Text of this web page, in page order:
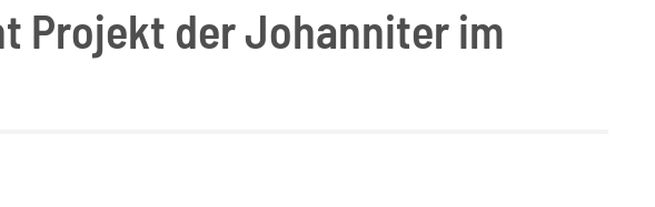
Projekt der Johanniter im